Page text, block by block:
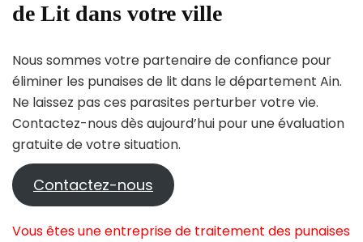
de Lit dans votre ville
Nous sommes votre partenaire de confiance pour
éliminer les punaises de lit dans le département Ain.
Ne laissez pas ces parasites perturber votre vie.
Contactez-nous dès aujourd’hui pour une évaluation
gratuite de votre situation.
Contactez-nous
Vous êtes une entreprise de traitement des punaises